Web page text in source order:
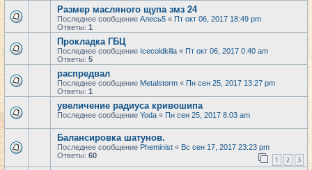
Размер масляного щупа змз 24
Последнее сообщение Алесь5 « Пт окт 06, 2017 18:49 pm
Ответы: 1
Прокладка ГБЦ
Последнее сообщение Icecoldkilla « Пт окт 06, 2017 0:40 am
Ответы: 5
распредвал
Последнее сообщение Metalstorm « Пн сен 25, 2017 13:27 pm
Ответы: 1
увеличение радиуса кривошипа
Последнее сообщение Yoda « Пн сен 25, 2017 8:03 am
Балансировка шатунов.
Последнее сообщение Pheminist « Вс сен 17, 2017 23:23 pm
Ответы: 60 1 2 3